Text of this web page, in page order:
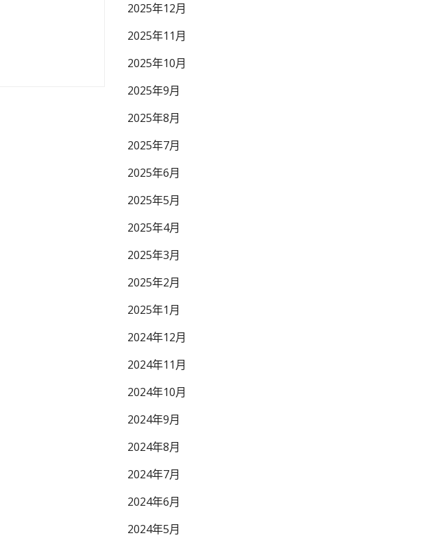
2025年12月
2025年11月
2025年10月
2025年9月
2025年8月
2025年7月
2025年6月
2025年5月
2025年4月
2025年3月
2025年2月
2025年1月
2024年12月
2024年11月
2024年10月
2024年9月
2024年8月
2024年7月
2024年6月
2024年5月